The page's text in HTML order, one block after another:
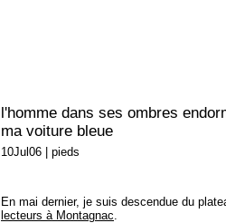
l'homme dans ses ombres
ma voiture bleue
10Jul06 pieds
En mai dernier, je suis descendue du
lecteurs à Montagnac